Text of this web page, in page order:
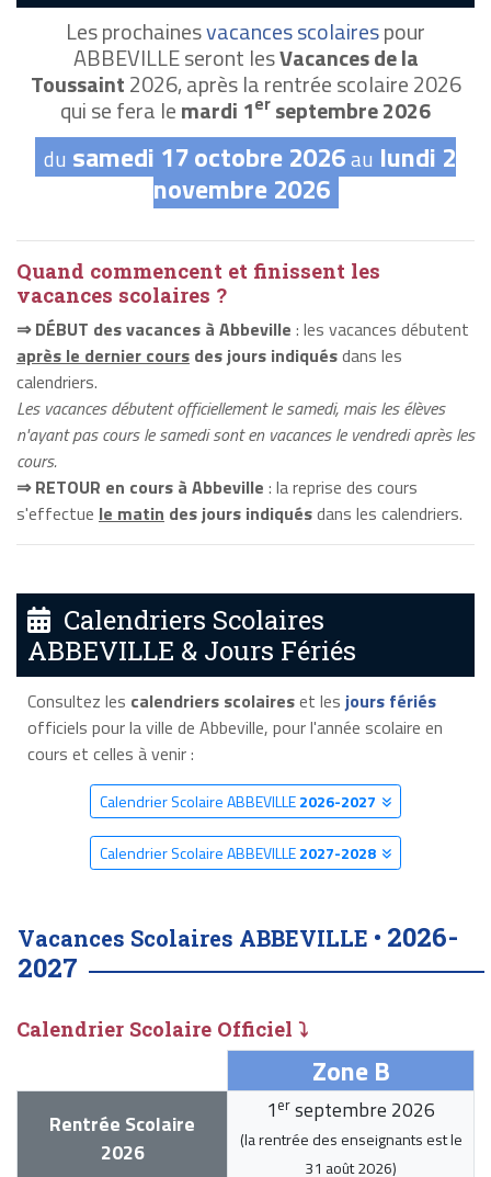
Les prochainesvacances scolairespour
ABBEVILLE seront lesVacances de la
Toussaint2026, après la rentrée scolaire 2026
qui se fera lemardi 1er septembre 2026
du samedi 17 octobre 2026au lundi 2
novembre 2026
Quand commencent et finissent les
vacances scolaires ?
⇒ DÉBUT des vacances à Abbeville : les vacances débutent
après le dernier cours des jours indiquésdans les
calendriers.
Les vacances débutent officiellement le samedi, mais les élèves
n'ayant pas cours le samedi sont en vacances le vendredi après les
cours.
⇒ RETOUR en cours à Abbeville : la reprise des cours
s'effectue le matin des jours indiquésdans les calendriers.
Calendriers Scolaires
ABBEVILLE & Jours Fériés
Consultez les calendriers scolaireset les jours fériés
officiels pour la ville de Abbeville, pour l'année scolaire en
cours et celles à venir :
Calendrier Scolaire ABBEVILLE2026-2027
Calendrier Scolaire ABBEVILLE2027-2028
Vacances Scolaires ABBEVILLE • 2026-
2027
Calendrier Scolaire Officiel ⤵
Zone B
Rentrée Scolaire
2026
1 er septembre 2026
(la rentrée des enseignants est le
31 août 2026)